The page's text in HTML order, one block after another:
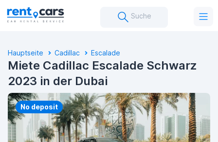
Suche
Hauptseite Cadillac Escalade
Miete Cadillac Escalade Schwarz
2023 in der Dubai
No deposit